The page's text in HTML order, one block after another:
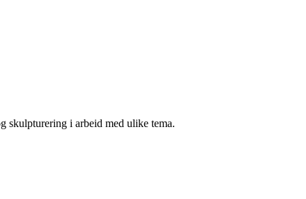
skulpturering i arbeid med ulike tema.